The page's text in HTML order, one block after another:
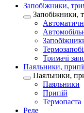
Запобіжники,
Запобіжники,
Тримачі
Паяльники,
Паяльники,
Паяльники
Припій
Термопаста
Реле